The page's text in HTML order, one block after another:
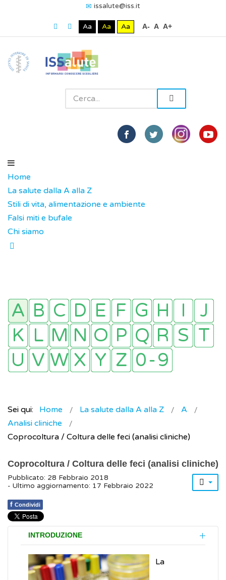
issalute@iss.it
Aa Aa Aa A- A A+
Home
La salute dalla A alla Z
Stili di vita, alimentazione e ambiente
Falsi miti e bufale
Chi siamo
Sei qui: Home La salute dalla A alla Z
A
Analisi cliniche
Coprocoltura / Coltura delle feci (analisi cliniche)
Coprocoltura / Coltura delle feci (analisi cliniche)
Pubblicato: 28 Febbraio 2018
- Ultimo aggiornamento: 17 Febbraio 2022
f Condividi
INTRODUZIONE
La